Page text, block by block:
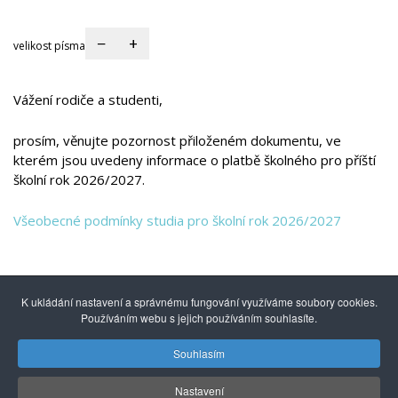
velikost písma − +
Vážení rodiče a studenti,
prosím, věnujte pozornost přiloženém dokumentu, ve
kterém jsou uvedeny informace o platbě školného pro příští
školní rok 2026/2027.
Všeobecné podmínky studia pro školní rok 2026/2027
Gymnázium mezinárodních a veřejných
vztahů Praha s.r.o.| Kuncova 1580, 155 00 Praha 5, +420
K ukládání nastavení a správnému fungování využíváme soubory cookies.
Používáním webu s jejich používáním souhlasíte.
Souhlasím
Nastavení